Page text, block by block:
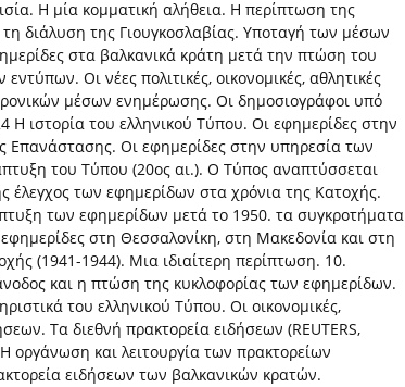
Η μία κομματική αλήθεια. Η περίπτωση της
διάλυση της Γιουγκοσλαβίας. Υποταγή των μέσων
στα βαλκανικά κράτη μετά την πτώση του
Οι νέες πολιτικές, οικονομικές, αθλητικές
μέσων ενημέρωσης. Οι δημοσιογράφοι υπό
Η ιστορία του ελληνικού Τύπου. Οι εφημερίδες στην
Επανάστασης. Οι εφημερίδες στην υπηρεσία των
του Τύπου (20ος αι.). Ο Τύπος αναπτύσσεται
έλεγχος των εφημερίδων στα χρόνια της Κατοχής.
των εφημερίδων μετά το 1950. τα συγκροτήματα
στη Θεσσαλονίκη, στη Μακεδονία και στη
(1941-1944). Μια ιδιαίτερη περίπτωση. 10.
και η πτώση της κυκλοφορίας των εφημερίδων.
του ελληνικού Τύπου. Οι οικονομικές,
Τα διεθνή πρακτορεία ειδήσεων (REUTERS,
H οργάνωση και λειτουργία των πρακτορείων
ειδήσεων των βαλκανικών κρατών.